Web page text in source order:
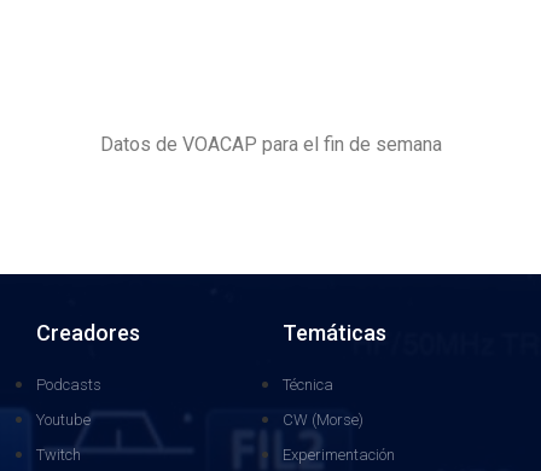
Datos de VOACAP para el fin de semana
Creadores
Podcasts
Youtube
Twitch
Temáticas
Técnica
CW (Morse)
Experimentación